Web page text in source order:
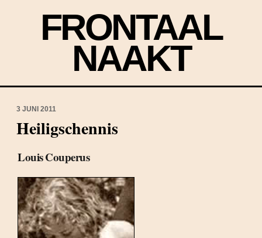
FRONTAAL
NAAKT
3 JUNI 2011
Heiligschennis
Louis Couperus